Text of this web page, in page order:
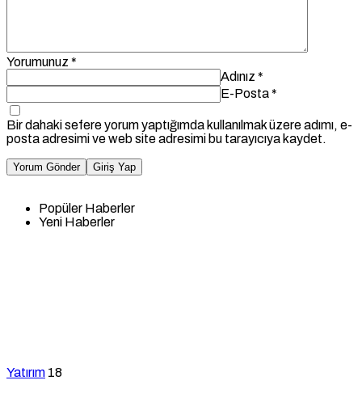
Yorumunuz *
Adınız *
E-Posta*
Bir dahaki sefere yorum yaptığımda kullanılmak üzere adımı, e-
posta adresimi ve web site adresimi bu tarayıcıya kaydet.
Yorum Gönder Giriş Yap
Popüler Haberler
Yeni Haberler
Yatırım 18